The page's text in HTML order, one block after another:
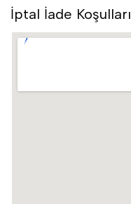
İptal İade Koşulları